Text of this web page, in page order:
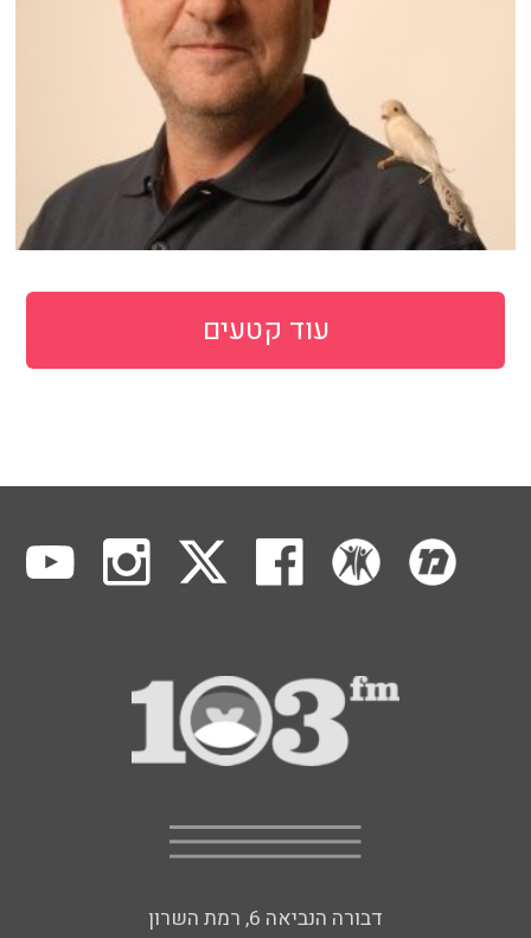
עוד קטעים
דבורה הנביאה 6, רמת השרון